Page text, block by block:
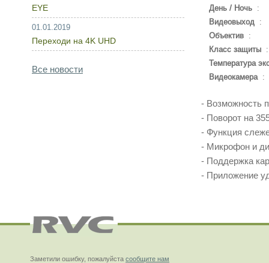
День / Ночь :
Видеовыход :
Объектив :
Класс защиты
Температура
Видеокамера:
- Возможность
- Поворот на
- Функция
- Микрофон и
- Поддержка
- Приложение
EYE
01.01.2019
Переходи на 4K UHD
Все новости
Заметили ошибку, пожалуйста сообщите нам